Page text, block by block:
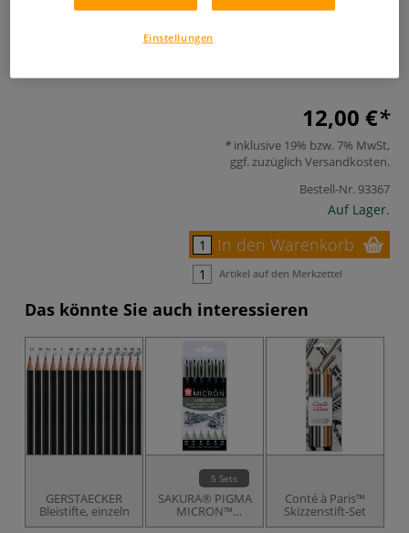
0 Bewertungen
Der schnellste Zeichenkurs zum Gesichter-Zeichnen aller
12,00 €
inklusive 19% bzw. 7% MwSt,
ggf. zuzüglich Versandkosten.
Bestell-Nr. 93367
Auf Lager.
In den Warenkorb
Artikel auf den Merkzettel
Das könnte Sie auch interessieren
GERSTAECKER
Bleistifte, einzeln
5 Sets
SAKURA® PIGMA
MICRON™
Fineliner-Sets,
Conté à Paris™
Skizzenstift-Set
Einstellungen